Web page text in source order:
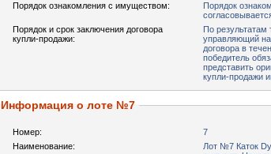
Порядок ознакомления с имуществом:
Порядок
Порядок и срок заключения договора
купли-продажи:
По результатам
управляющий
договора в
победитель
представить
купли-продажи
Информация о лоте №7
Номер: 7
Наименование:
Лот №7 Каток